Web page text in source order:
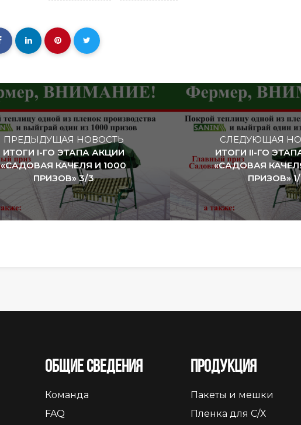
ПРЕДЫДУЩАЯ НОВОСТЬ
ИТОГИ I-ГО ЭТАПА АКЦИИ
«САДОВАЯ КАЧЕЛЯ И 1000
ПРИЗОВ» 3/3
СЛЕДУЮЩАЯ
ИТОГИ II-ГО
«САДОВАЯ
ПРИЗОВ»
Общие сведения
Команда
FAQ
Продукция
Пакеты и мешки
Пленка для С/Х